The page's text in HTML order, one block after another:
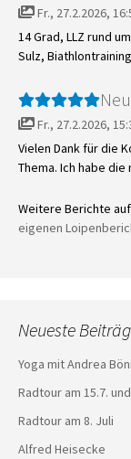
Fr., 27.2.2026,
14 Grad, LLZ rund
Sulz,
Fr., 27.2.2026,
Vielen Dank für die
Thema. Ich habe die
Weitere Berichte auf
eigenen
Neueste
Yoga mit Andrea
Radtour am 15.7.
Radtour am 8. Juli
Alfred Heisecke